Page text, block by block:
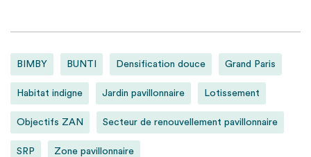
BIMBY BUNTI Densification douce Grand Paris
Habitat indigne Jardin pavillonnaire Lotissement
Objectifs ZAN Secteur de renouvellement pavillonnaire
SRP Zone pavillonnaire